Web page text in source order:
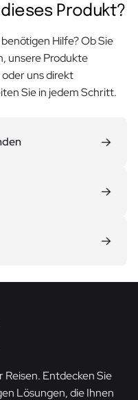
Produkt?
Hilfe? Ob Sie
unsere Produkte
uns direkt
Sie in jedem Schritt.
Entdecken Sie
Lösungen, die Ihnen